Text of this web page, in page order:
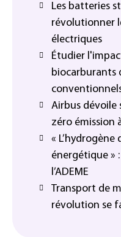
Les batteries
révolutionner
électriques
Étudier
biocarburants
Airbus dévoile
zéro émission
«
énergétique »
l’ADEME
Transport de
révolution se